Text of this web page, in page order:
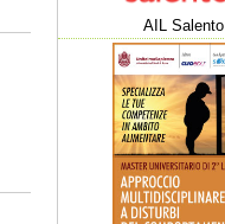
AIL Salento